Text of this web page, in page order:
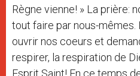
Règne vienne! » La prière:
tout faire par nous-mêmes.
ouvrir nos coeurs et
respirer, la respiration de
Esprit Saint! En ce temps